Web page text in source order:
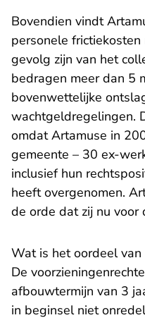
Bovendien vindt
personele
gevolg zijn van het
bedragen meer dan 5
bovenwettelijke
wachtgeldregelingen.
omdat Artamuse in
gemeente – 30 ex-
inclusief hun
heeft overgenomen.
de orde dat zij nu
Wat is het oordeel van
De
afbouwtermijn van 3
in beginsel niet